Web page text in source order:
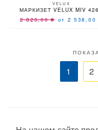
VELUX
МАРКИЗЕТ VELUX MIV
2 820,00₴ от 2 538,00
1 2